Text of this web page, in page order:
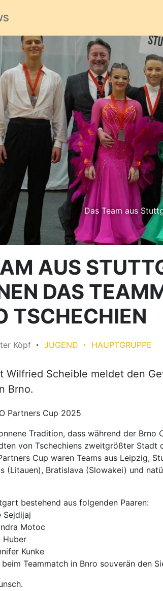
Das Team aus
AUS
DAS
TSCHECHIEN
Köpf JUGEND HAUPTGRUPPE
Wilfried Scheible meldet den
Brno.
Partners Cup 2025
Tradition, dass während der Brno
von Tschechiens zweitgrößter Stadt
Cup waren Teams aus Leipzig,
(Litauen), Bratislava (Slowakei) und
bestehend aus folgenden Paaren:
Sejdijaj
Motoc
Huber
Kunke
Teammatch in Bnro souverän den